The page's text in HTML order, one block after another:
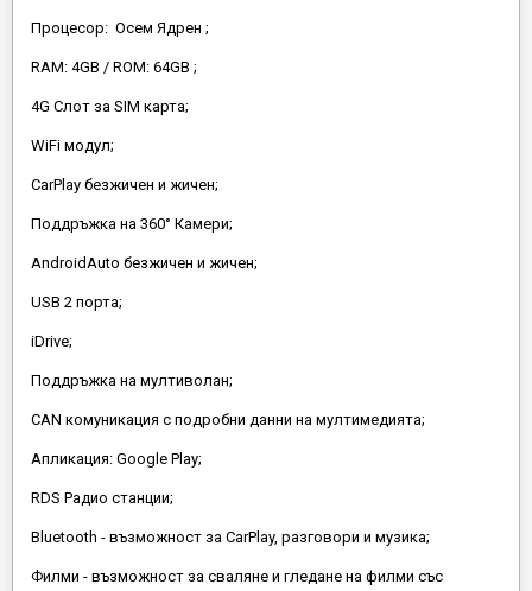
Процесор: Осем Ядрен ;
RAM: 4GB / ROM: 64GB ;
4G Слот за SIM карта;
WiFi модул;
CarPlay безжичен и жичен;
Поддръжка на 360° Камери;
AndroidAuto безжичен и жичен;
USB 2 порта;
iDrive;
Поддръжка на мултиволан;
CAN комуникация с подробни данни на мултимедията;
Апликация: Google Play;
RDS Радио станции;
Bluetooth - възможност за CarPlay, разговори и музика;
Филми - възможност за сваляне и гледане на филми със